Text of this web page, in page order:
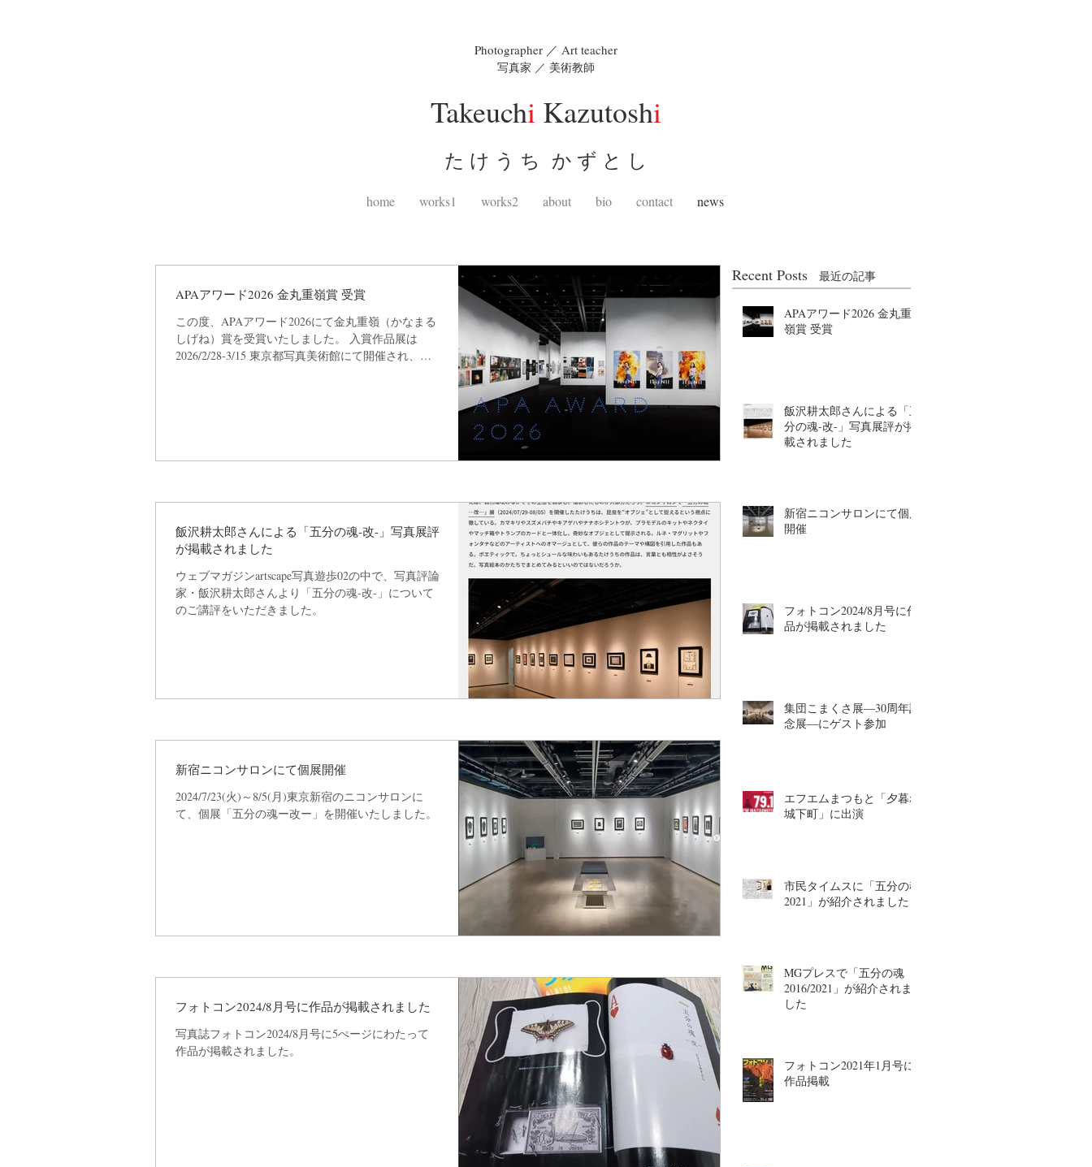
Photographer ／ Art teacher
写真家 ／ 美術教師
Takeuchi Kazutoshi
た け う ち か ず と し
home works1 works2 about bio contact news
APAアワード2026 金丸重嶺賞 受賞
この度、APAアワード2026にて金丸重嶺（かなまる
しげね）賞を受賞いたしました。 入賞作品展は
2026/2/28-3/15 東京都写真美術館にて開催され、拙
飯沢耕太郎さんによる「五分の魂-改-」写真展評
が掲載されました
ウェブマガジンartscape写真遊歩02の中で、写真評論
家・飯沢耕太郎さんより「五分の魂-改-」について
のご講評をいただきました。
新宿ニコンサロンにて個展開催
2024/7/23(火)～8/5(月)東京新宿のニコンサロンに
て、個展「五分の魂ー改ー」を開催いたしました。
フォトコン2024/8月号に作品が掲載されました
写真誌フォトコン2024/8月号に5ぺージにわたって
作品が掲載されました。
Recent Posts 最近の記事
APAアワード2026 金丸重
嶺賞 受賞
飯沢耕太郎さんによる「五
分の魂-改-」写真展評が掲
載されました
新宿ニコンサロンにて個展
開催
フォトコン2024/8月号に作
品が掲載されました
集団こまくさ展―30周年記
念展―にゲスト参加
エフエムまつもと「夕暮れ
城下町」に出演
市民タイムスに「五分の魂
2021」が紹介されました
MGプレスで「五分の魂
2016/2021」が紹介されま
した
フォトコン2021年1月号に
作品掲載